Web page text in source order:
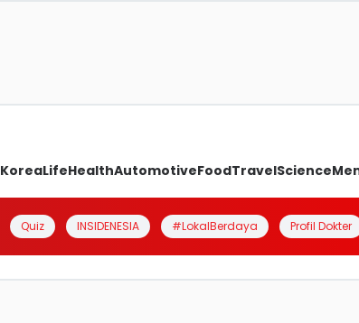
KoreaLifeHealthAutomotiveFoodTravelScience
Quiz INSIDENESIA #LokalBerdaya Profil Dokter